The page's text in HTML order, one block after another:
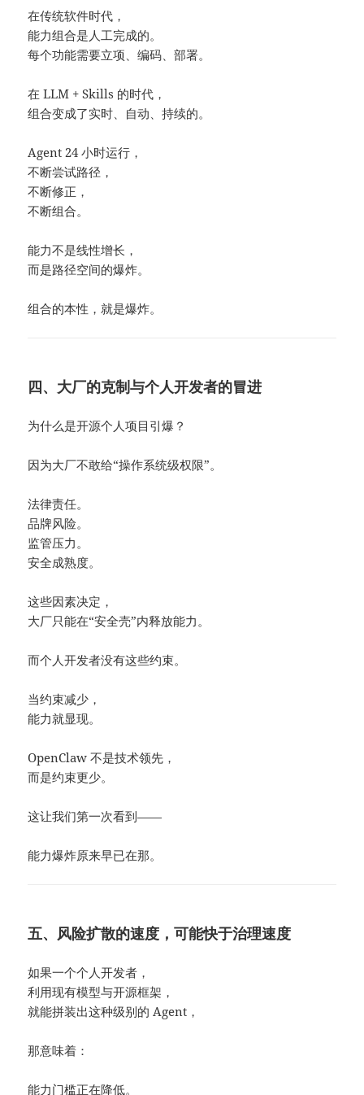
在传统软件时代，
能力组合是人工完成的。
每个功能需要立项、编码、部署。
在 LLM + Skills 的时代，
组合变成了实时、自动、持续的。
Agent 24 小时运行，
不断尝试路径，
不断修正，
不断组合。
能力不是线性增长，
而是路径空间的爆炸。
组合的本性，就是爆炸。
四、大厂的克制与个人开发者的冒进
为什么是开源个人项目引爆？
因为大厂不敢给“操作系统级权限”。
法律责任。
品牌风险。
监管压力。
安全成熟度。
这些因素决定，
大厂只能在“安全壳”内释放能力。
而个人开发者没有这些约束。
当约束减少，
能力就显现。
OpenClaw 不是技术领先，
而是约束更少。
这让我们第一次看到——
能力爆炸原来早已在那。
五、风险扩散的速度，可能快于治理速度
如果一个个人开发者，
利用现有模型与开源框架，
就能拼装出这种级别的 Agent，
那意味着：
能力门槛正在降低。